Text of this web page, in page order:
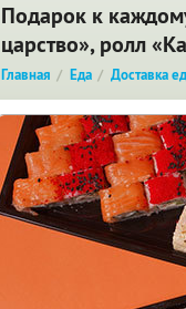
Подарок к
царство», ролл
Главная Еда Доставка